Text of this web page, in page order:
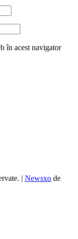
în acest navigator
| Newsxo de